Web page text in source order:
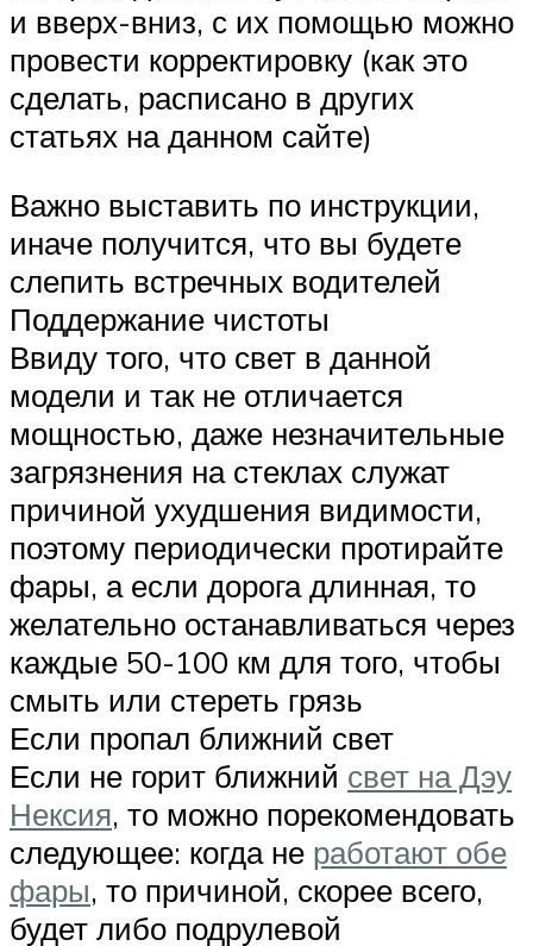
и вверх-вниз, с их помощью можно
провести корректировку (как это
сделать, расписано в других
статьях на данном сайте)
Важно выставить по инструкции,
иначе получится, что вы будете
слепить встречных водителей
Поддержание чистоты
Ввиду того, что свет в данной
модели и так не отличается
мощностью, даже незначительные
загрязнения на стеклах служат
причиной ухудшения видимости,
поэтому периодически протирайте
фары, а если дорога длинная, то
желательно останавливаться через
каждые 50-100 км для того, чтобы
смыть или стереть грязь
Если пропал ближний свет
Если не горит ближний свет на Дэу
Нексия, то можно порекомендовать
следующее: когда не работают обе
фары, то причиной, скорее всего,
будет либо подрулевой